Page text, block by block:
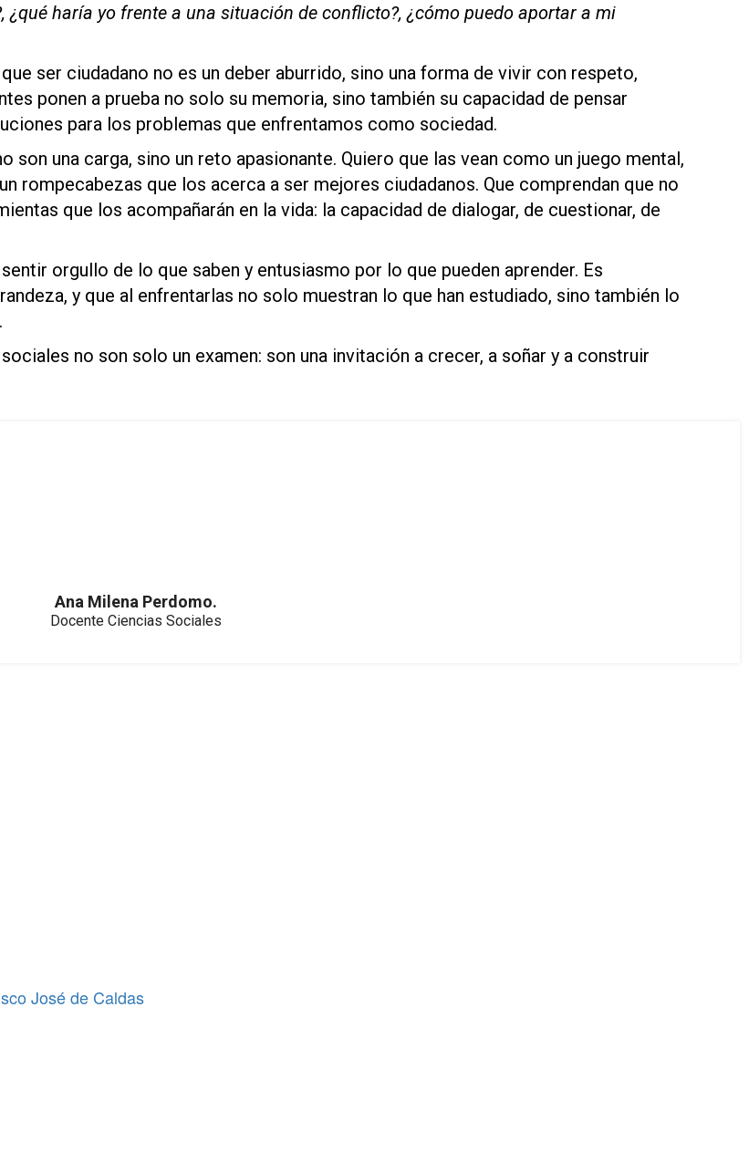
¿qué haría yo frente a una situación de conflicto?, ¿cómo puedo aportar a mi
ser ciudadano no es un deber aburrido, sino una forma de vivir con respeto,
ponen a prueba no solo su memoria, sino también su capacidad de pensar
para los problemas que enfrentamos como sociedad.
son una carga, sino un reto apasionante. Quiero que las vean como un juego mental,
rompecabezas que los acerca a ser mejores ciudadanos. Que comprendan que no
que los acompañarán en la vida: la capacidad de dialogar, de cuestionar, de
orgullo de lo que saben y entusiasmo por lo que pueden aprender. Es
y que al enfrentarlas no solo muestran lo que han estudiado, sino también lo
no son solo un examen: son una invitación a crecer, a soñar y a construir
Ana Milena Perdomo.
Docente Ciencias Sociales
José de Caldas